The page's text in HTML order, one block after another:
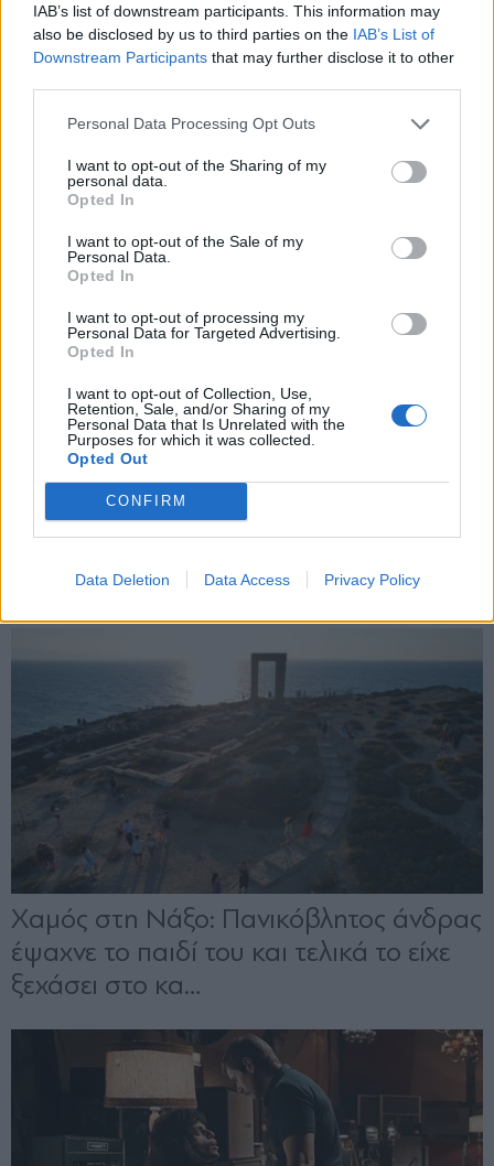
IAB’s list of downstream participants. This information may
also be disclosed by us to third parties on the IAB’s List of
Downstream Participants that may further disclose it to other
Personal Data Processing Opt Outs
I want to opt-out of the Sharing of my
personal data.
Opted In
I want to opt-out of the Sale of my
Personal Data.
Opted In
I want to opt-out of processing my
Personal Data for Targeted Advertising.
Opted In
I want to opt-out of Collection, Use,
Retention, Sale, and/or Sharing of my
Personal Data that Is Unrelated with the
Purposes for which it was collected.
Opted Out
CONFIRM
Data Deletion Data Access Privacy Policy
Εγγραφή στο newsletter
Αποδέχομαι τους
και την πολιτική απορρήτου
X